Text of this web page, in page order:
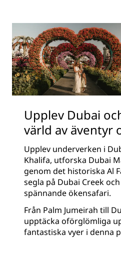
Upplev Dubai
värld av äventyr
Upplev underverken i
Khalifa, utforska Dubai
genom det historiska Al
segla på Dubai Creek
spännande ökensafari.
Från Palm Jumeirah till
upptäcka oförglömliga
fantastiska vyer i denna